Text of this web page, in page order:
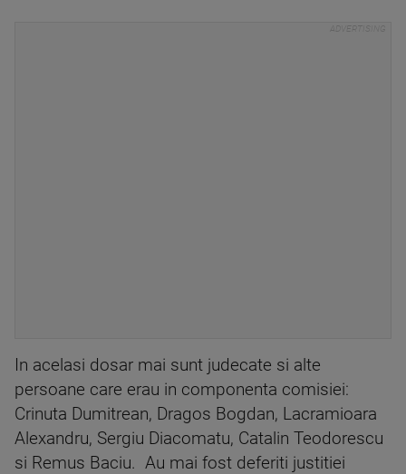
In acelasi dosar mai sunt judecate si alte
persoane care erau in componenta comisiei:
Crinuta Dumitrean, Dragos Bogdan, Lacramioara
Alexandru, Sergiu Diacomatu, Catalin Teodorescu
si Remus Baciu. Au mai fost deferiti justitiei